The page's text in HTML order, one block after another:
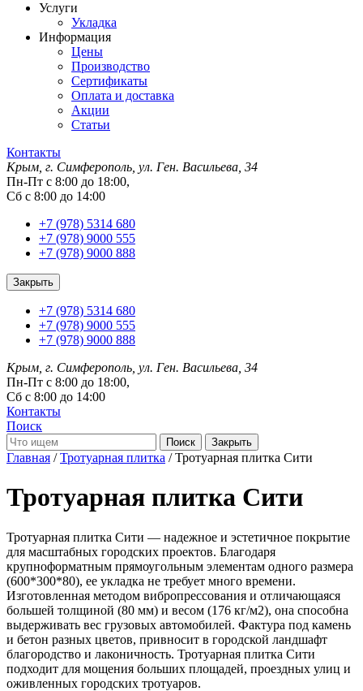
Услуги
Укладка
Информация
Цены
Производство
Сертификаты
Оплата и доставка
Акции
Статьи
Контакты
Крым, г. Симферополь, ул. Ген. Васильева, 34
Пн-Пт с 8:00 до 18:00,
Сб с 8:00 до 14:00
+7 (978) 5314 680
+7 (978) 9000 555
+7 (978) 9000 888
Закрыть
+7 (978) 5314 680
+7 (978) 9000 555
+7 (978) 9000 888
Крым, г. Симферополь, ул. Ген. Васильева, 34
Пн-Пт с 8:00 до 18:00,
Сб с 8:00 до 14:00
Контакты
Поиск
Закрыть
Главная /Тротуарная плитка / Тротуарная плитка Сити
Тротуарная плитка Сити
Тротуарная плитка Сити — надежное и эстетичное покрытие
для масштабных городских проектов. Благодаря
крупноформатным прямоугольным элементам одного размера
(600*300*80), ее укладка не требует много времени.
Изготовленная методом вибропрессования и отличающаяся
большей толщиной (80 мм) и весом (176 кг/м2), она способна
выдерживать вес грузовых автомобилей. Фактура под камень
и бетон разных цветов, привносит в городской ландшафт
благородство и лаконичность. Тротуарная плитка Сити
подходит для мощения больших площадей, проездных улиц и
оживленных городских тротуаров.